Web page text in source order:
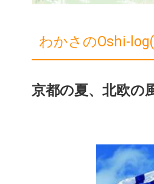
わかさのOshi-
京都の夏、北欧の